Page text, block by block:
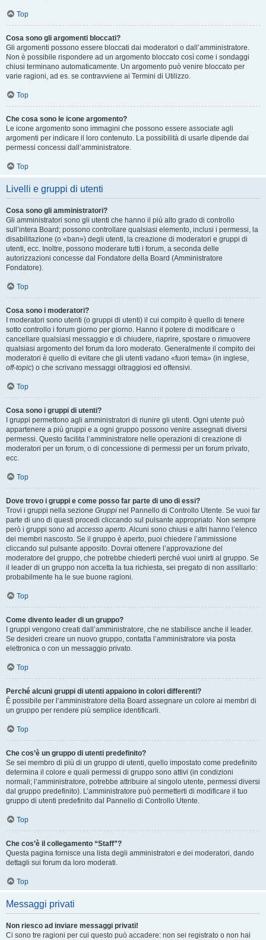
Top
Cosa sono gli argomenti bloccati?
Gli argomenti possono essere bloccati dai moderatori o dall’amministratore.
Non è possibile rispondere ad un argomento bloccato così come i sondaggi
chiusi terminano automaticamente. Un argomento può venire bloccato per
varie ragioni, ad es. se contravviene ai Termini di Utilizzo.
Top
Che cosa sono le icone argomento?
Le icone argomento sono immagini che possono essere associate agli
argomenti per indicare il loro contenuto. La possibilità di usarle dipende dai
permessi concessi dall’amministratore.
Top
Livelli e gruppi di utenti
Cosa sono gli amministratori?
Gli amministratori sono gli utenti che hanno il più alto grado di controllo
sull’intera Board; possono controllare qualsiasi elemento, inclusi i permessi, la
disabilitazione (o «ban») degli utenti, la creazione di moderatori e gruppi di
utenti, ecc. Inoltre, possono moderare tutti i forum, a seconda delle
autorizzazioni concesse dal Fondatore della Board (Amministratore
Fondatore).
Top
Cosa sono i moderatori?
I moderatori sono utenti (o gruppi di utenti) il cui compito è quello di tenere
sotto controllo i forum giorno per giorno. Hanno il potere di modificare o
cancellare qualsiasi messaggio e di chiudere, riaprire, spostare o rimuovere
qualsiasi argomento del forum da loro moderato. Generalmente il compito dei
moderatori è quello di evitare che gli utenti vadano «fuori tema» (in inglese,
off-topic) o che scrivano messaggi oltraggiosi ed offensivi.
Top
Cosa sono i gruppi di utenti?
I gruppi permettono agli amministratori di riunire gli utenti. Ogni utente può
appartenere a più gruppi e a ogni gruppo possono venire assegnati diversi
permessi. Questo facilita l’amministratore nelle operazioni di creazione di
moderatori per un forum, o di concessione di permessi per un forum privato,
ecc.
Top
Dove trovo i gruppi e come posso far parte di uno di essi?
Trovi i gruppi nella sezione Gruppi nel Pannello di Controllo Utente. Se vuoi far
parte di uno di questi procedi cliccando sul pulsante appropriato. Non sempre
però i gruppi sono ad accesso aperto. Alcuni sono chiusi e altri hanno l’elenco
dei membri nascosto. Se il gruppo è aperto, puoi chiedere l’ammissione
cliccando sul pulsante apposito. Dovrai ottenere l’approvazione del
moderatore del gruppo, che potrebbe chiederti perché vuoi unirti al gruppo. Se
il leader di un gruppo non accetta la tua richiesta, sei pregato di non assillarlo:
probabilmente ha le sue buone ragioni.
Top
Come divento leader di un gruppo?
I gruppi vengono creati dall’amministratore, che ne stabilisce anche il leader.
Se desideri creare un nuovo gruppo, contatta l’amministratore via posta
elettronica o con un messaggio privato.
Top
Perché alcuni gruppi di utenti appaiono in colori differenti?
È possibile per l’amministratore della Board assegnare un colore ai membri di
un gruppo per rendere più semplice identificarli.
Top
Che cos’è un gruppo di utenti predefinito?
Se sei membro di più di un gruppo di utenti, quello impostato come predefinito
determina il colore e quali permessi di gruppo sono attivi (in condizioni
normali; l’amministratore, potrebbe attribuire al singolo utente, permessi diversi
dal gruppo predefinito). L’amministratore può permetterti di modificare il tuo
gruppo di utenti predefinito dal Pannello di Controllo Utente.
Top
Che cos’è il collegamento “Staff”?
Questa pagina fornisce una lista degli amministratori e dei moderatori, dando
dettagli sui forum da loro moderati.
Top
Messaggi privati
Non riesco ad inviare messaggi privati!
Ci sono tre ragioni per cui questo può accadere: non sei registrato o non hai